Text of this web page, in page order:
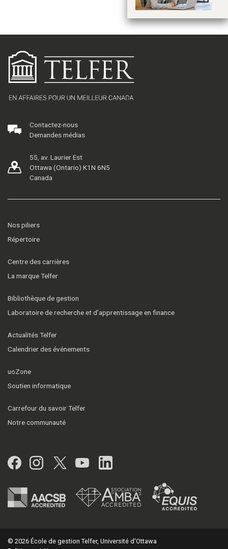
Contactez-nous
Demandes médias
55, av. Laurier Est
Ottawa (Ontario) K1N 6N5
Canada
Nos piliers
Répertoire
Centre des carrières
La marque Telfer
Bibliothèque de gestion
Laboratoire de recherche et d’apprentissage en finance
Actualités Telfer
Calendrier des événements
uoZone
Soutien informatique
Carrefour du savoir Telfer
Notre communauté
Facebook
Instagram
Twitter
YouTubeLinkedIn
© 2026 École de gestion Telfer, Université d'Ottawa